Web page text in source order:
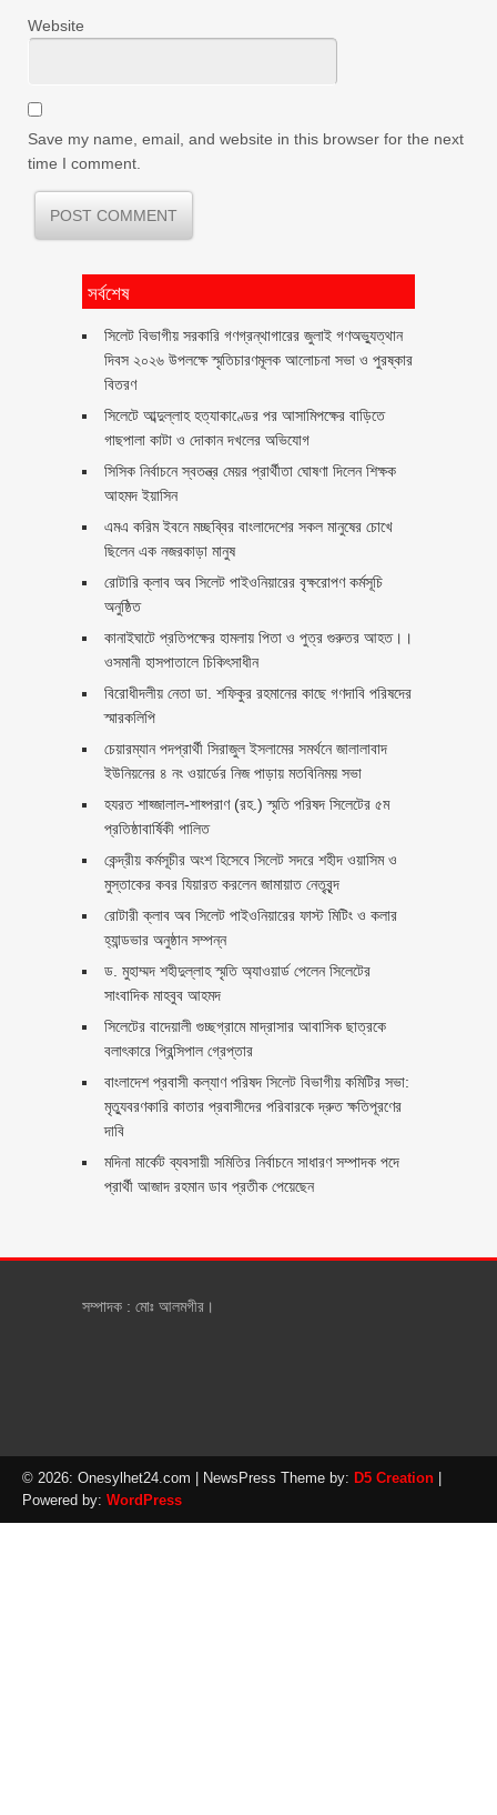
Website
Save my name, email, and website in this browser for the next
time I comment.
সর্বশেষ
সিলেট বিভাগীয় সরকারি গণগ্রন্থাগারের জুলাই গণঅভ্যুত্থান
দিবস ২০২৬ উপলক্ষে স্মৃতিচারণমূলক আলোচনা সভা ও পুরষ্কার
বিতরণ ‎ ‎
সিলেটে আব্দুল্লাহ হত্যাকাণ্ডের পর আসামিপক্ষের বাড়িতে
গাছপালা কাটা ও দোকান দখলের অভিযোগ
সিসিক নির্বাচনে স্বতন্ত্র মেয়র প্রার্থীতা ঘোষণা দিলেন শিক্ষক
আহমদ ইয়াসিন
এমএ করিম ইবনে মচ্ছব্বির বাংলাদেশের সকল মানুষের চোখে
ছিলেন এক নজরকাড়া মানুষ ‎
রোটারি ক্লাব অব সিলেট পাইওনিয়ারের বৃক্ষরোপণ কর্মসূচি
অনুষ্ঠিত
কানাইঘাটে প্রতিপক্ষের হামলায় পিতা ও পুত্র গুরুতর আহত।।
ওসমানী হাসপাতালে চিকিৎসাধীন
বিরোধীদলীয় নেতা ডা. শফিকুর রহমানের কাছে গণদাবি পরিষদের
স্মারকলিপি ‎
চেয়ারম্যান পদপ্রার্থী সিরাজুল ইসলামের সমর্থনে জালালাবাদ
ইউনিয়নের ৪ নং ওয়ার্ডের নিজ পাড়ায় মতবিনিময় সভা
হযরত শাহ্জালাল-শাহ্পরাণ (রহ.) স্মৃতি পরিষদ সিলেটের ৫ম
প্রতিষ্ঠাবার্ষিকী পালিত ‎​
কেন্দ্রীয় কর্মসূচীর অংশ হিসেবে সিলেট সদরে শহীদ ওয়াসিম ও
মুস্তাকের কবর যিয়ারত করলেন জামায়াত নেতৃবৃন্দ ‎
রোটারী ক্লাব অব সিলেট পাইওনিয়ারের ফাস্ট মিটিং ও কলার
হ্যান্ডভার অনুষ্ঠান সম্পন্ন
ড. মুহাম্মদ শহীদুল্লাহ স্মৃতি অ্যাওয়ার্ড পেলেন সিলেটের
সাংবাদিক মাহবুব আহমদ
সিলেটের বাদেয়ালী গুচ্ছগ্রামে মাদ্রাসার আবাসিক ছাত্রকে
বলাৎকারে প্রিন্সিপাল গ্রেপ্তার ‎
বাংলাদেশ প্রবাসী কল্যাণ পরিষদ সিলেট বিভাগীয় কমিটির সভা:
মৃত্যুবরণকারি কাতার প্রবাসীদের পরিবারকে দ্রুত ক্ষতিপূরণের
দাবি
মদিনা মার্কেট ব্যবসায়ী সমিতির নির্বাচনে সাধারণ সম্পাদক পদে
প্রার্থী আজাদ রহমান ডাব প্রতীক পেয়েছেন ‎
সম্পাদক : মোঃ আলমগীর।
© 2026: Onesylhet24.com | NewsPress Theme by: D5 Creation
Powered by: WordPress